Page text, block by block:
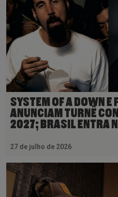
SYSTEM OF A DOWN E
ANUNCIAM TURNÊ
2027; BRASIL ENTRA
27 de julho de 2026